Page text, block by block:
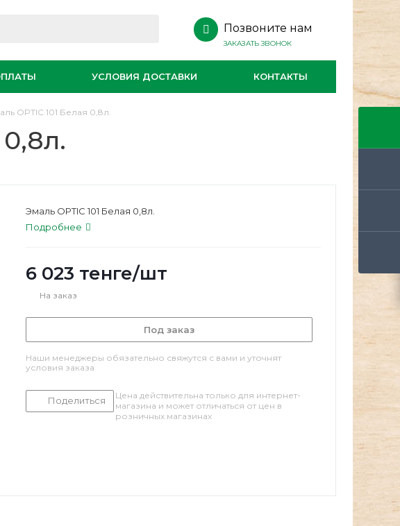
Позвоните нам
ЗАКАЗАТЬ ЗВОНОК
УСЛОВИЯ ДОСТАВКИ КОНТАКТЫ
OPTIC 101 Белая 0,8л.
Эмаль OPTIC 101 Белая 0,8л.
Подробнее
6 023 тенге/шт
На заказ
Под заказ
Наши менеджеры обязательно свяжутся с вами и уточнят
условия заказа
Поделиться
Цена действительна только для интернет-
магазина и может отличаться от цен в
розничных магазинах